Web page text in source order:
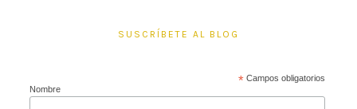
SUSCRÍBETE AL BLOG
*Campos obligatorios
Nombre